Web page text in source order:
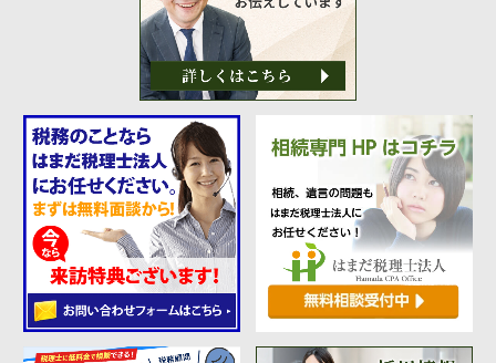
代表挨拶
神戸オフィス
大阪オフィス
事務所概要
アクセスマップ
代表プロフィール
スタッフプロフィール